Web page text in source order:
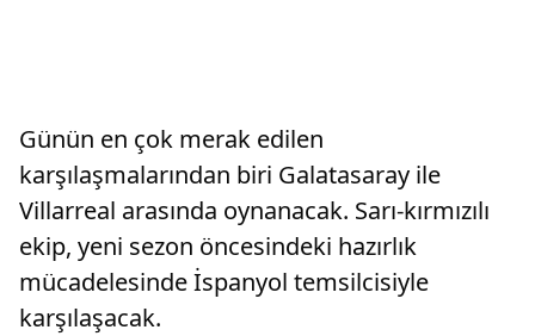
Günün en çok merak edilen
karşılaşmalarından biri Galatasaray ile
Villarreal arasında oynanacak. Sarı-kırmızılı
ekip, yeni sezon öncesindeki hazırlık
mücadelesinde İspanyol temsilcisiyle
karşılaşacak.